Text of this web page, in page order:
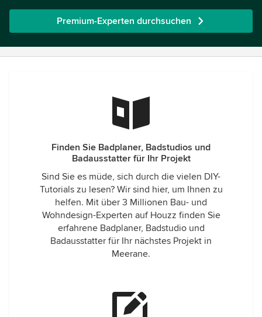
Premium-Experten durchsuchen
Finden Sie Badplaner, Badstudios und
Badausstatter für Ihr Projekt
Sind Sie es müde, sich durch die vielen DIY-
Tutorials zu lesen? Wir sind hier, um Ihnen zu
helfen. Mit über 3 Millionen Bau- und
Wohndesign-Experten auf Houzz finden Sie
erfahrene Badplaner, Badstudio und
Badausstatter für Ihr nächstes Projekt in
Meerane.